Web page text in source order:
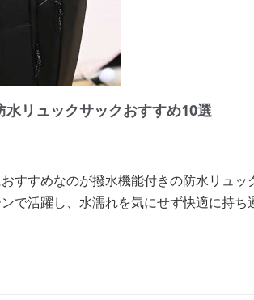
リュックサックおすすめ10選
すすめなのが撥水機能付きの防水リュッ
で活躍し、水濡れを気にせず快適に持